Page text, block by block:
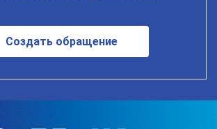
Создать обращение